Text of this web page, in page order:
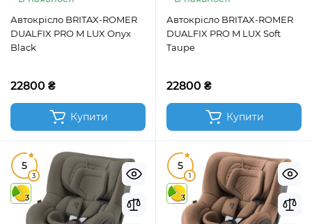
Автокрісло BRITAX-ROMER
DUALFIX PRO M LUX Onyx
Black
22800 ₴
Купити
Автокрісло BRITAX-ROMER
DUALFIX PRO M LUX Soft
Taupe
22800 ₴
Купити
5
3
3
5
1
3